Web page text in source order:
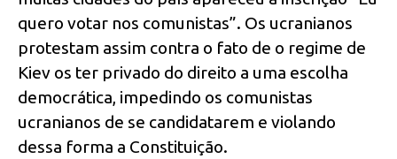
quero votar nos comunistas”. Os ucranianos
protestam assim contra o fato de o regime de
Kiev os ter privado do direito a uma escolha
democrática, impedindo os comunistas
ucranianos de se candidatarem e violando
dessa forma a Constituição.